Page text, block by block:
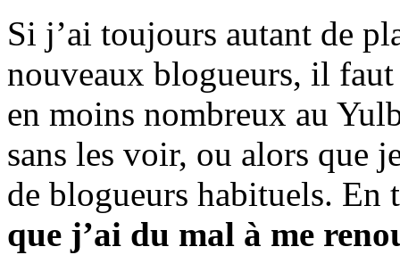
Si j’ai toujours autant de
nouveaux blogueurs, il
en moins nombreux au
sans les voir, ou alors que
de blogueurs habituels. En
que j’ai du mal à me